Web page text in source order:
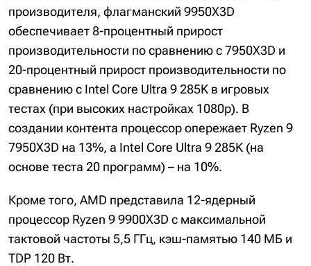
производителя, флагманский 9950X3D
обеспечивает 8-процентный прирост
производительности по сравнению с 7950X3D и
20-процентный прирост производительности по
сравнению с Intel Core Ultra 9 285K в игровых
тестах (при высоких настройках 1080p). В
создании контента процессор опережает Ryzen 9
7950X3D на 13%, а Intel Core Ultra 9 285K (на
основе теста 20 программ) – на 10%.
Кроме того, AMD представила 12-ядерный
процессор Ryzen 9 9900X3D с максимальной
тактовой частоты 5,5 ГГц, кэш-памятью 140 МБ и
TDP 120 Вт.